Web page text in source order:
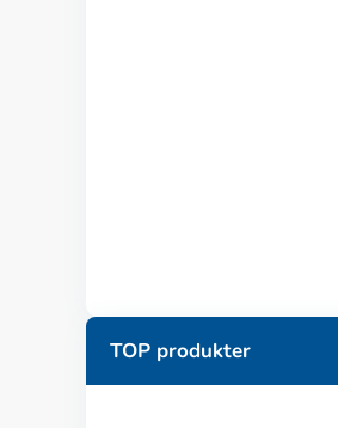
TOP produkter